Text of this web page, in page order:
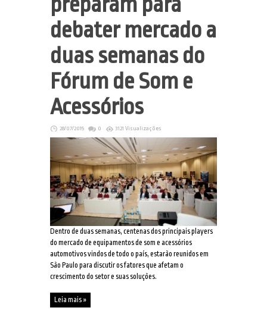
debater mercado a
duas semanas do
Fórum de Som e
Acessórios
28/07/2015 0 3121 Visualizações
Dentro de duas semanas, centenas dos principais players
do mercado de equipamentos de som e acessórios
automotivos vindos de todo o país, estarão reunidos em
São Paulo para discutir os fatores que afetam o
crescimento do setor e suas soluções.
Leia mais »